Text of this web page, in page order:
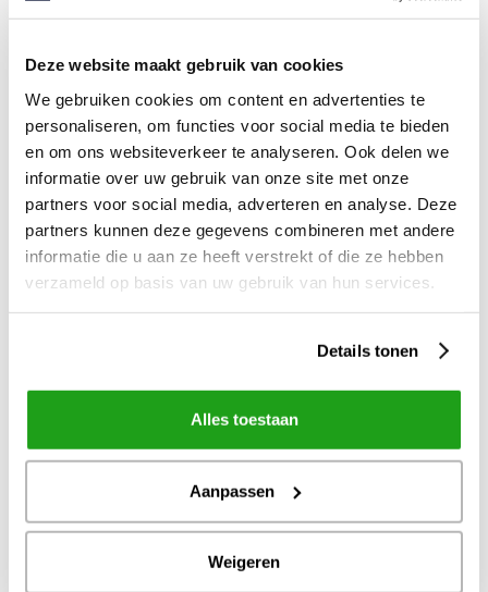
Deze website maakt gebruik van cookies
We gebruiken cookies om content en advertenties te
personaliseren, om functies voor social media te bieden
en om ons websiteverkeer te analyseren. Ook delen we
informatie over uw gebruik van onze site met onze
partners voor social media, adverteren en analyse. Deze
partners kunnen deze gegevens combineren met andere
informatie die u aan ze heeft verstrekt of die ze hebben
verzameld op basis van uw gebruik van hun services.
Details tonen
Alles toestaan
Aanpassen
Weigeren
aan collega’s? Vul zo snel mogelijk je profiel in!
Post-its van het intranet van gemeente Utrechtse Heuvelrug:
Samen@Work.
Idee 7: organiseer een profielfoto-actie
Het lijkt een detail, maar zonder (goede)
profielfoto’s is je nieuwe intranet niet compleet. Dat
spoorden mensen aan hun nieuwe profiel in te
vullen, inclusief profielfoto, door de spiegels in de
toiletten te beplakken met een grote sticker. De
boodschap was duidelijk, en zette collega’s ertoe